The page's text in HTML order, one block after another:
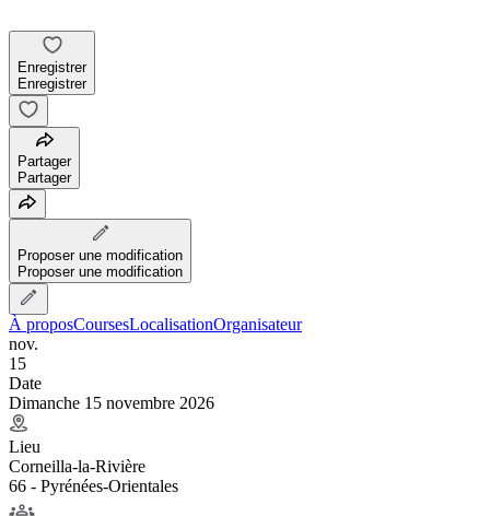
Enregistrer
Enregistrer
Partager
Partager
Proposer une modification
Proposer une modification
À proposCoursesLocalisationOrganisateur
nov.
15
Date
Dimanche 15 novembre 2026
Lieu
Corneilla-la-Rivière
66 - Pyrénées-Orientales